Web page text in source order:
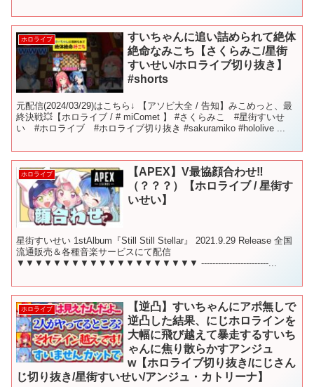
ホロライブ
すいちゃんに追い詰められて絶体
絶命なみこち【さくらみこ/星街
すいせい/ホロライブ切り抜き】
#shorts
元配信(2024/03/29)はこちら↓ 【アソビ大全 / 告知】みこめっと、最
終決戦💥【ホロライブ / # miComet 】 #さくらみこ #星街すいせ
い #ホロライブ #ホロライブ切り抜き #sakuramiko #hololive ...
ホロライブ
【APEX】V最協顔合わせ‼
（？？？）【ホロライブ / 星街す
いせい】
星街すいせい 1stAlbum『Still Still Stellar』 2021.9.29 Release 全国
流通販売＆各種音楽サービスにて配信
▼▼▼▼▼▼▼▼▼▼▼▼▼▼▼▼▼▼▼▼ ------------------------...
ホロライブ
【逆凸】すいちゃんにアポ無しで
逆凸した結果、にじホロラインを
大幅に飛び越えて暴走するすいち
ゃんに焦り散らかすアンジュ
w【ホロライブ切り抜き/にじさん
じ切り抜き/星街すいせい/アンジュ・カトリーナ】